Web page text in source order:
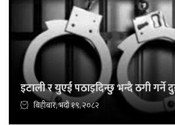
इटाली र युएई पठाइदिन्छु भन्दै ठगी गर्ने
बिहीबार, भदौ १९, २०८२